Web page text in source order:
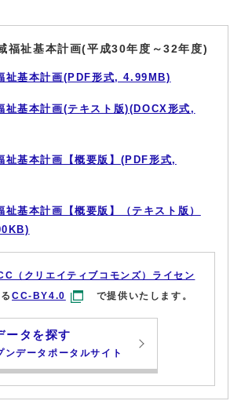
福祉基本計画(平成30年度～32年度)
祉基本計画(PDF形式, 4.99MB)
祉基本計画(テキスト版)(DOCX形式,
祉基本計画【概要版】(PDF形式,
祉基本計画【概要版】（テキスト版）
（クリエイティブコモンズ）ライセン
CC-BY4.0 で提供いたします。
ータを探す
ンデータポータルサイト